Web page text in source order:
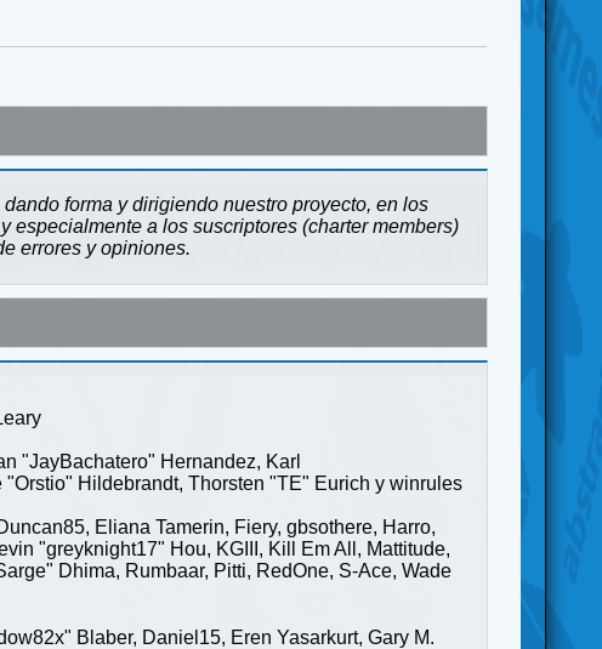
forma y dirigiendo nuestro proyecto, en los
especialmente a los suscriptores (charter members)
errores y opiniones.
"JayBachatero" Hernandez, Karl
Hildebrandt, Thorsten "TE" Eurich y winrules
Eliana Tamerin, Fiery, gbsothere, Harro,
"greyknight17" Hou, KGIII, Kill Em All, Mattitude,
Dhima, Rumbaar, Pitti, RedOne, S-Ace, Wade
Blaber, Daniel15, Eren Yasarkurt, Gary M.